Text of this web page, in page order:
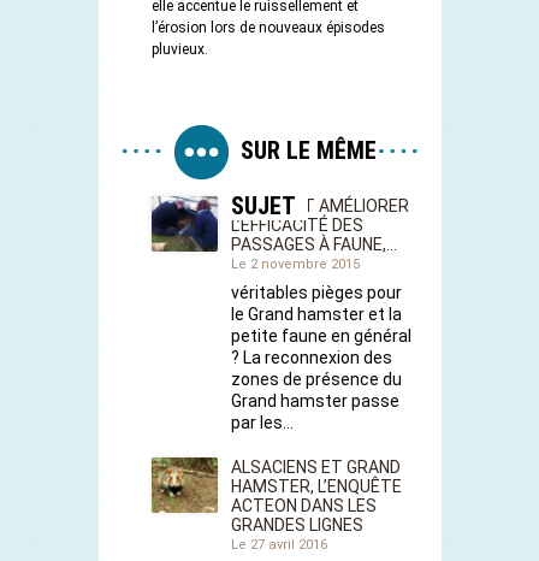
elle accentue le ruissellement et
l’érosion lors de nouveaux épisodes
pluvieux.
SUR LE MÊME
SUJET
COMMENT AMÉLIORER
L’EFFICACITÉ DES
PASSAGES À FAUNE,…
Le 2 novembre 2015
véritables pièges pour
le Grand hamster et la
petite faune en général
? La reconnexion des
zones de présence du
Grand hamster passe
par les…
ALSACIENS ET GRAND
HAMSTER, L’ENQUÊTE
ACTEON DANS LES
GRANDES LIGNES
Le 27 avril 2016